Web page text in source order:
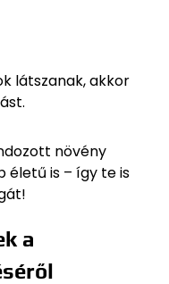
látszanak, akkor
növény
életű is – így te is
a